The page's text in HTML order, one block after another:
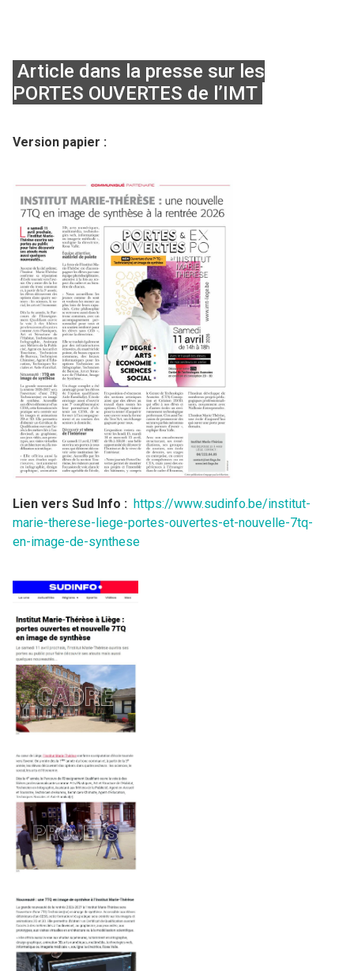
Article dans la presse sur les
PORTES OUVERTES de l’IMT
Version papier :
Lien vers Sud Info : https://www.sudinfo.be/institut-
marie-therese-liege-portes-ouvertes-et-nouvelle-7tq-
en-image-de-synthese